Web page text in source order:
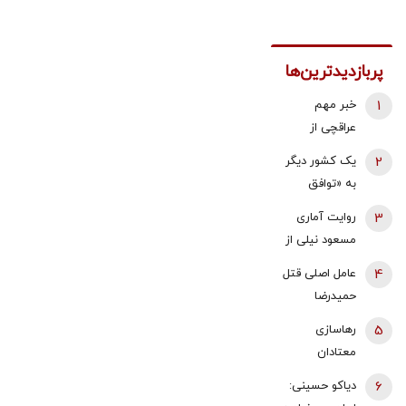
پربازدیدترین‌ها
خبر مهم
عراقچی از
نیروهای نظامی
و دریایی ایران و
عمان درباره
تنگه هرمز
1
یک کشور دیگر
به «توافق
پیوندد/ ترکیه
خیال ایران را
راحت کرد
2
روایت آماری
مسعود نیلی از
از سال 97 تا
1405؛ نرخ ارز،
شده و ۱۶‌
3
عامل اصلی قتل
حمیدرضا
دستگیر شد
4
رهاسازی
معتادان
تهران؟/ شرایط
5
دیاکو حسینی:
6